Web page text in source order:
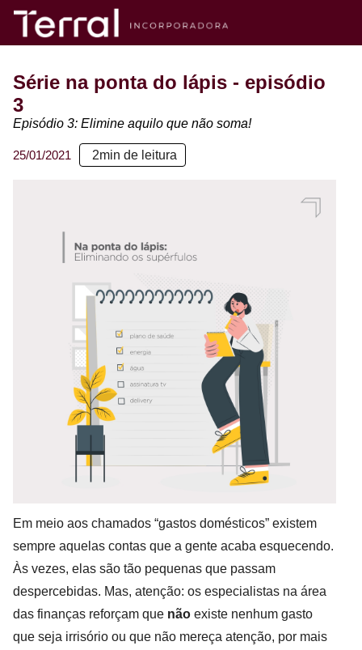
Série na ponta do lápis - episódio
3
Episódio 3: Elimine aquilo que não soma!
25/01/2021 2min de leitura
Em meio aos chamados “gastos domésticos” existem
sempre aquelas contas que a gente acaba esquecendo.
Às vezes, elas são tão pequenas que passam
despercebidas. Mas, atenção: os especialistas na área
das finanças reforçam que não existe nenhum gasto
que seja irrisório ou que não mereça atenção, por mais